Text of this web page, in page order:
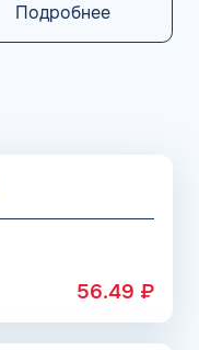
Подробнее
56.49 ₽